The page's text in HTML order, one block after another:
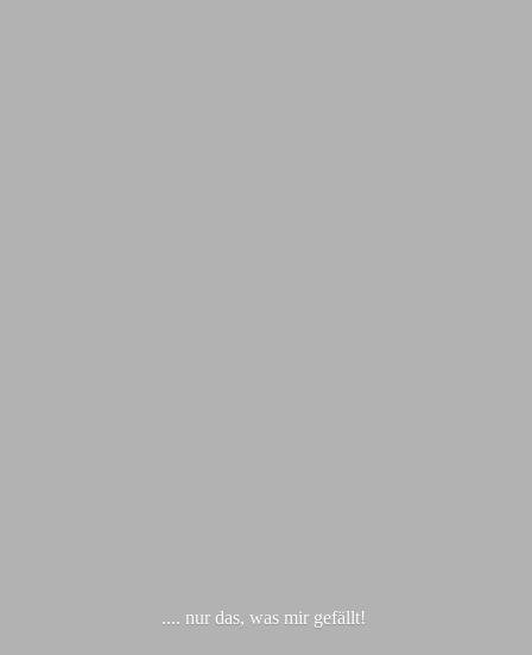
.... nur das, was mir gefällt!